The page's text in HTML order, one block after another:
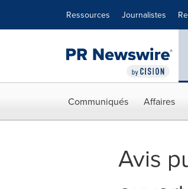
Ressources Journalistes
Communiqués Affaires
Avis